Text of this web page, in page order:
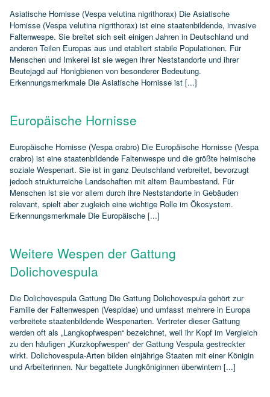
Asiatische Hornisse (Vespa velutina nigrithorax) Die Asiatische
Hornisse (Vespa velutina nigrithorax) ist eine staatenbildende, invasive
Faltenwespe. Sie breitet sich seit einigen Jahren in Deutschland und
anderen Teilen Europas aus und etabliert stabile Populationen. Für
Menschen und Imkerei ist sie wegen ihrer Neststandorte und ihrer
Beutejagd auf Honigbienen von besonderer Bedeutung.
Erkennungsmerkmale Die Asiatische Hornisse ist [...]
Europäische Hornisse
Europäische Hornisse (Vespa crabro) Die Europäische Hornisse (Vespa
crabro) ist eine staatenbildende Faltenwespe und die größte heimische
soziale Wespenart. Sie ist in ganz Deutschland verbreitet, bevorzugt
jedoch strukturreiche Landschaften mit altem Baumbestand. Für
Menschen ist sie vor allem durch ihre Neststandorte in Gebäuden
relevant, spielt aber zugleich eine wichtige Rolle im Ökosystem.
Erkennungsmerkmale Die Europäische [...]
Weitere Wespen der Gattung
Dolichovespula
Die Dolichovespula Gattung Die Gattung Dolichovespula gehört zur
Familie der Faltenwespen (Vespidae) und umfasst mehrere in Europa
verbreitete staatenbildende Wespenarten. Vertreter dieser Gattung
werden oft als „Langkopfwespen“ bezeichnet, weil ihr Kopf im Vergleich
zu den häufigen „Kurzkopfwespen“ der Gattung Vespula gestreckter
wirkt. Dolichovespula‑Arten bilden einjährige Staaten mit einer Königin
und Arbeiterinnen. Nur begattete Jungköniginnen überwintern [...]